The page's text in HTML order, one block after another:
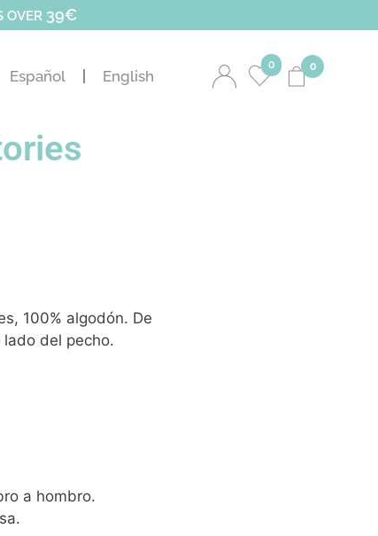
OVER 39€
Español English
0 0
100% algodón. De
del pecho.
a hombro.